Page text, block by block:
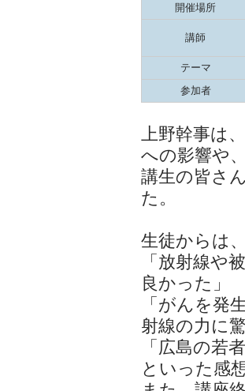
開催場所
講師
テーマ
参加者
上野幹事は
への影響や
講生の皆さ
た。
生徒からは
「放射線や
良かった」
「がんを発
射線の力に
「広島の若
といった感